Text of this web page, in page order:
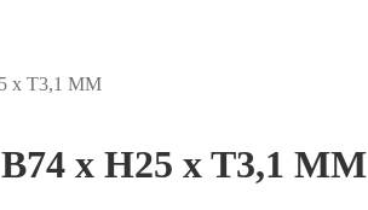
x T3,1 MM
x H25 x T3,1 MM